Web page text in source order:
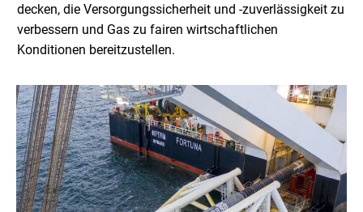
decken, die Versorgungssicherheit und -zuverlässigkeit zu
verbessern und Gas zu fairen wirtschaftlichen
Konditionen bereitzustellen.